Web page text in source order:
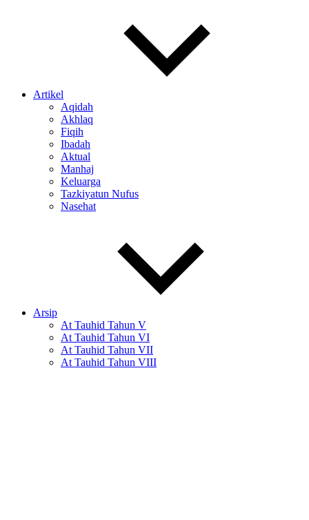
Artikel
Aqidah
Akhlaq
Fiqih
Ibadah
Aktual
Manhaj
Keluarga
Tazkiyatun Nufus
Nasehat
Arsip
At Tauhid Tahun V
At Tauhid Tahun VI
At Tauhid Tahun VII
At Tauhid Tahun VIII